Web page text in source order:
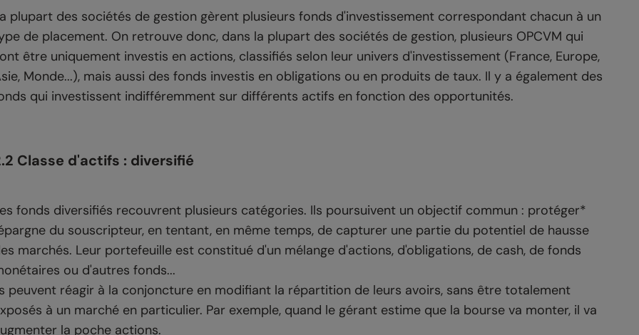
plupart des sociétés de gestion gèrent plusieurs fonds d'investissement correspondant chacun à un
de placement. On retrouve donc, dans la plupart des sociétés de gestion, plusieurs OPCVM qui
être uniquement investis en actions, classifiés selon leur univers d'investissement (France, Europe,
Monde...), mais aussi des fonds investis en obligations ou en produits de taux. Il y a également des
qui investissent indifféremment sur différents actifs en fonction des opportunités.
Classe d'actifs : diversifié
fonds diversifiés recouvrent plusieurs catégories. Ils poursuivent un objectif commun : protéger*
du souscripteur, en tentant, en même temps, de capturer une partie du potentiel de hausse
marchés. Leur portefeuille est constitué d'un mélange d'actions, d'obligations, de cash, de fonds
ou d'autres fonds...
peuvent réagir à la conjoncture en modifiant la répartition de leurs avoirs, sans être totalement
à un marché en particulier. Par exemple, quand le gérant estime que la bourse va monter, il va
la poche actions.